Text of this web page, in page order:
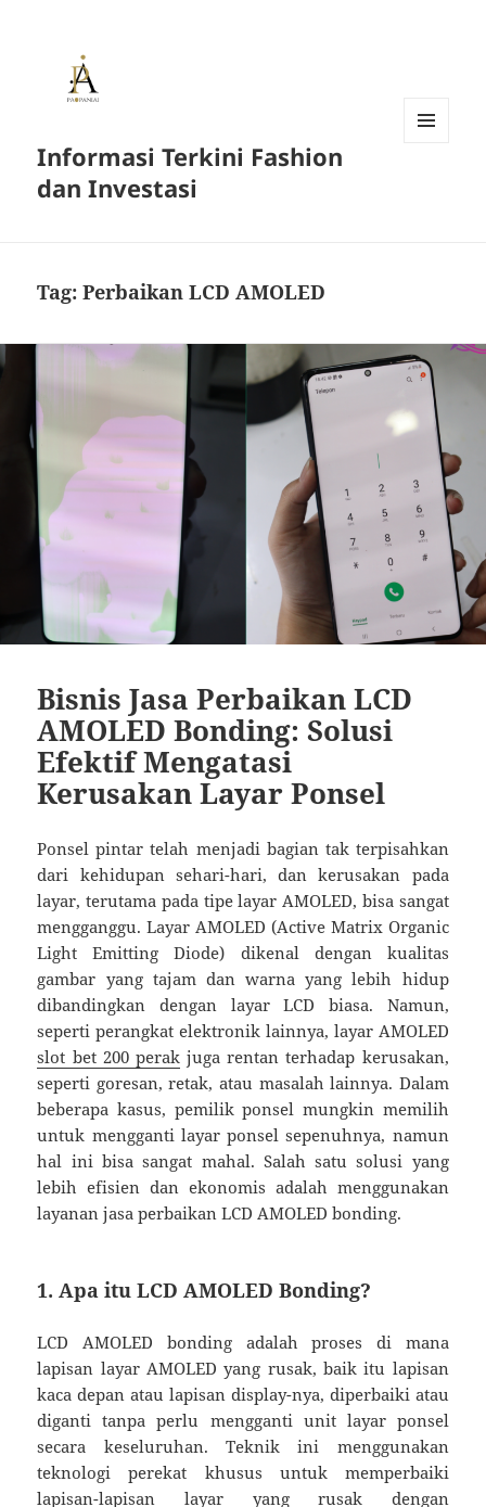
Informasi Terkini Fashion
dan Investasi
Tag:Perbaikan LCD AMOLED
Bisnis Jasa Perbaikan LCD
AMOLED Bonding: Solusi
Efektif Mengatasi
Kerusakan Layar Ponsel
Ponsel pintar telah menjadi bagian tak terpisahkan
dari kehidupan sehari-hari, dan kerusakan pada
layar, terutama pada tipe layar AMOLED, bisa sangat
mengganggu. Layar AMOLED (Active Matrix Organic
Light Emitting Diode) dikenal dengan kualitas
gambar yang tajam dan warna yang lebih hidup
dibandingkan dengan layar LCD biasa. Namun,
seperti perangkat elektronik lainnya, layar AMOLED
slot bet 200 perakjuga rentan terhadap kerusakan,
seperti goresan, retak, atau masalah lainnya. Dalam
beberapa kasus, pemilik ponsel mungkin memilih
untuk mengganti layar ponsel sepenuhnya, namun
hal ini bisa sangat mahal. Salah satu solusi yang
lebih efisien dan ekonomis adalah menggunakan
layanan jasa perbaikan LCD AMOLED bonding.
1. Apa itu LCD AMOLED Bonding?
LCD AMOLED bonding adalah proses di mana
lapisan layar AMOLED yang rusak, baik itu lapisan
kaca depan atau lapisan display-nya, diperbaiki atau
diganti tanpa perlu mengganti unit layar ponsel
secara keseluruhan. Teknik ini menggunakan
teknologi perekat khusus untuk memperbaiki
lapisan-lapisan layar yang rusak dengan